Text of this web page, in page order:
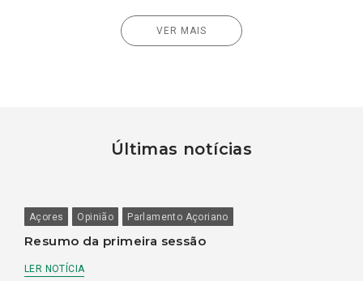
VER MAIS
Últimas notícias
Açores Opinião Parlamento Açoriano
Resumo da primeira sessão
LER NOTÍCIA